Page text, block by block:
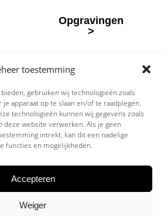
toestemming
gebruiken wij technologieën zoals
apparaat op te slaan en/of te raadplegen.
technologieën kunnen wij gegevens zoals
deze website verwerken. Als je geen
intrekt, kan dit een nadelige
functies en mogelijkheden.
Accepteren
Weiger
Opgravingen
>
Links
Login
Beleid
Follow
us